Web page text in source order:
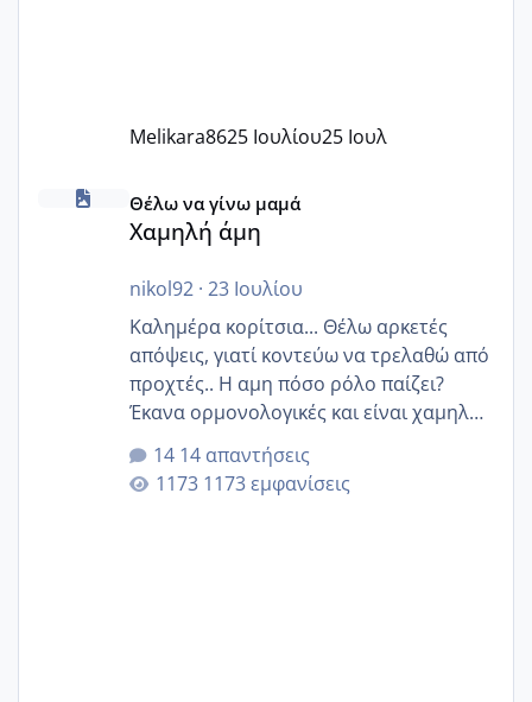
Melikara8625 Ιουλίου25 Ιουλ
Χαμηλή άμη
Θέλω να γίνω μαμά
Χαμηλή άμη
nikol92· 23 Ιουλίου
Καλημέρα κορίτσια... Θέλω αρκετές
απόψεις, γιατί κοντεύω να τρελαθώ από
προχτές.. Η αμη πόσο ρόλο παίζει?
Έκανα ορμονολογικές και είναι χαμηλή
για την ηλικία μου.. Είχα ήδη μια
εγκυμοσύνη, που έπρεπε να τερματιστεί
στην 27η εβδομάδα και προσπαθώ 7
14 απαντήσεις
1173 εμφανίσεις